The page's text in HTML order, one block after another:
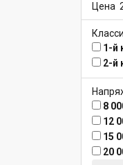
Цена
1-й
2-й
8
12
15
20